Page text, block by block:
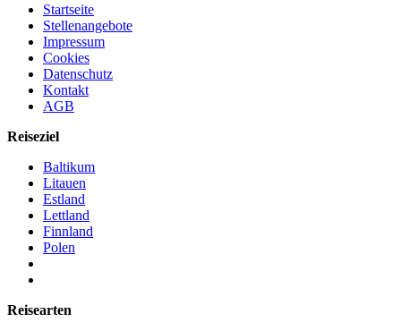
Startseite
Stellenangebote
Impressum
Cookies
Datenschutz
Kontakt
AGB
Reiseziel
Baltikum
Litauen
Estland
Lettland
Finnland
Polen
Reisearten